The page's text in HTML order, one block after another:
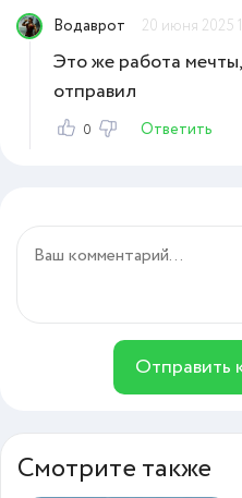
Водаврот 20 июня 2025
Это же работа
отправил
0 Ответить
Отправить
Смотрите также